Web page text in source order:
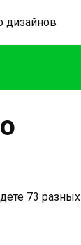
73 разных